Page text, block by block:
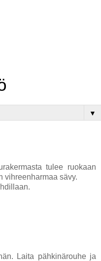
▼
tulee ruokaan
vihreenharmaa sävy.
Laita pähkinärouhe ja